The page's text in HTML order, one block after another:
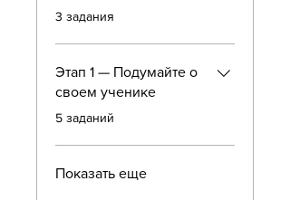
.3 задания
Этап 1 — Подумайте о
своем ученике
.5 заданий
Показать еще